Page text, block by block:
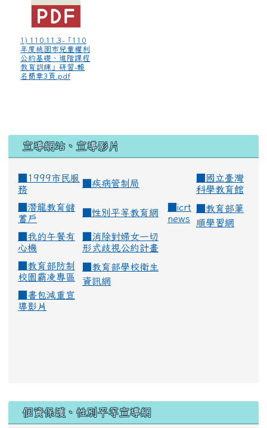
1) 110.11.3-「110
年度桃園市兒童權利
公約基礎、進階課程
教育訓練」研習-報
名簡章3頁.pdf
宣導網站、宣導影片
■1999市民服
務
疾病管制局
國立臺灣
科學教育館
潛龍教育儲
蓄戶
性別平等教育網
icrt
news
教育部筆
順學習網
我的午餐有
心機
消除對婦女一切
形式歧視公約計畫
教育部防制
校園霸凌專區
教育部學校衛生
資訊網
書包減重宣
導影片
個資保護、性別平等宣導網